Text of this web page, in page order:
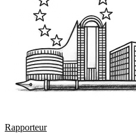
Rapporteur